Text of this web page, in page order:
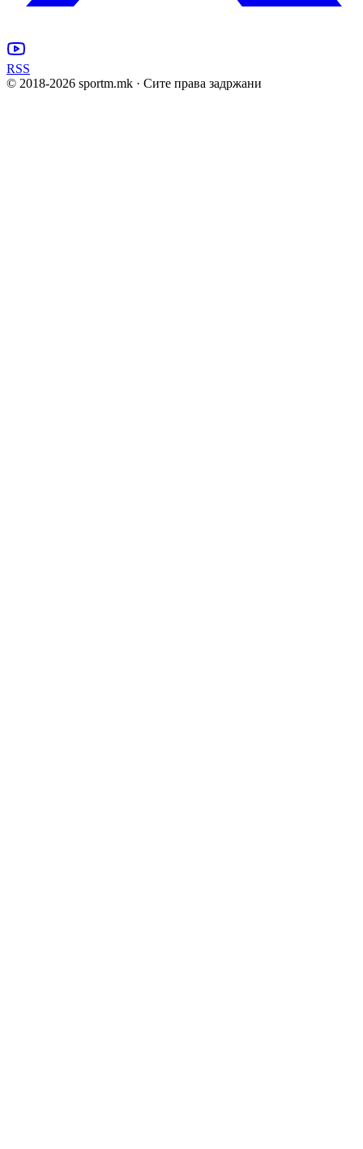
RSS
© 2018-2026 sportm.mk · Сите права задржани